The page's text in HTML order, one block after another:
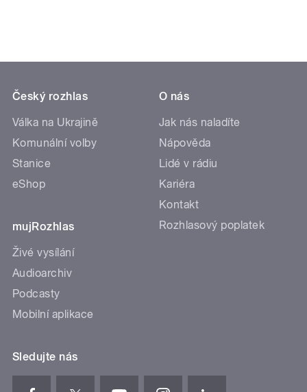
Český rozhlas
Válka na Ukrajině
Komunální volby
Stanice
eShop
mujRozhlas
Živé vysílání
Audioarchiv
Podcasty
Mobilní aplikace
O nás
Jak nás naladíte
Nápověda
Lidé v rádiu
Kariéra
Kontakt
Rozhlasový poplatek
Sledujte nás